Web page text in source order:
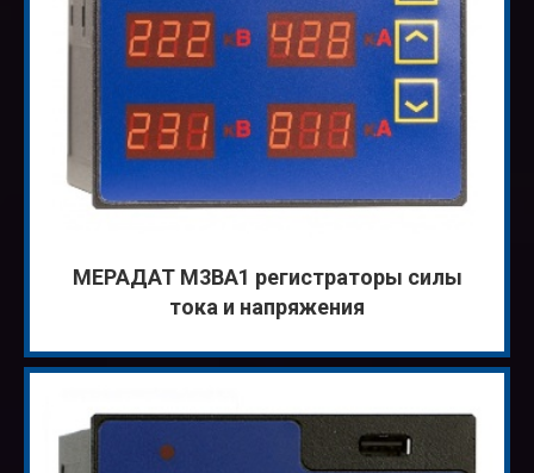
МЕРАДАТ М3ВА1 регистраторы силы
тока и напряжения